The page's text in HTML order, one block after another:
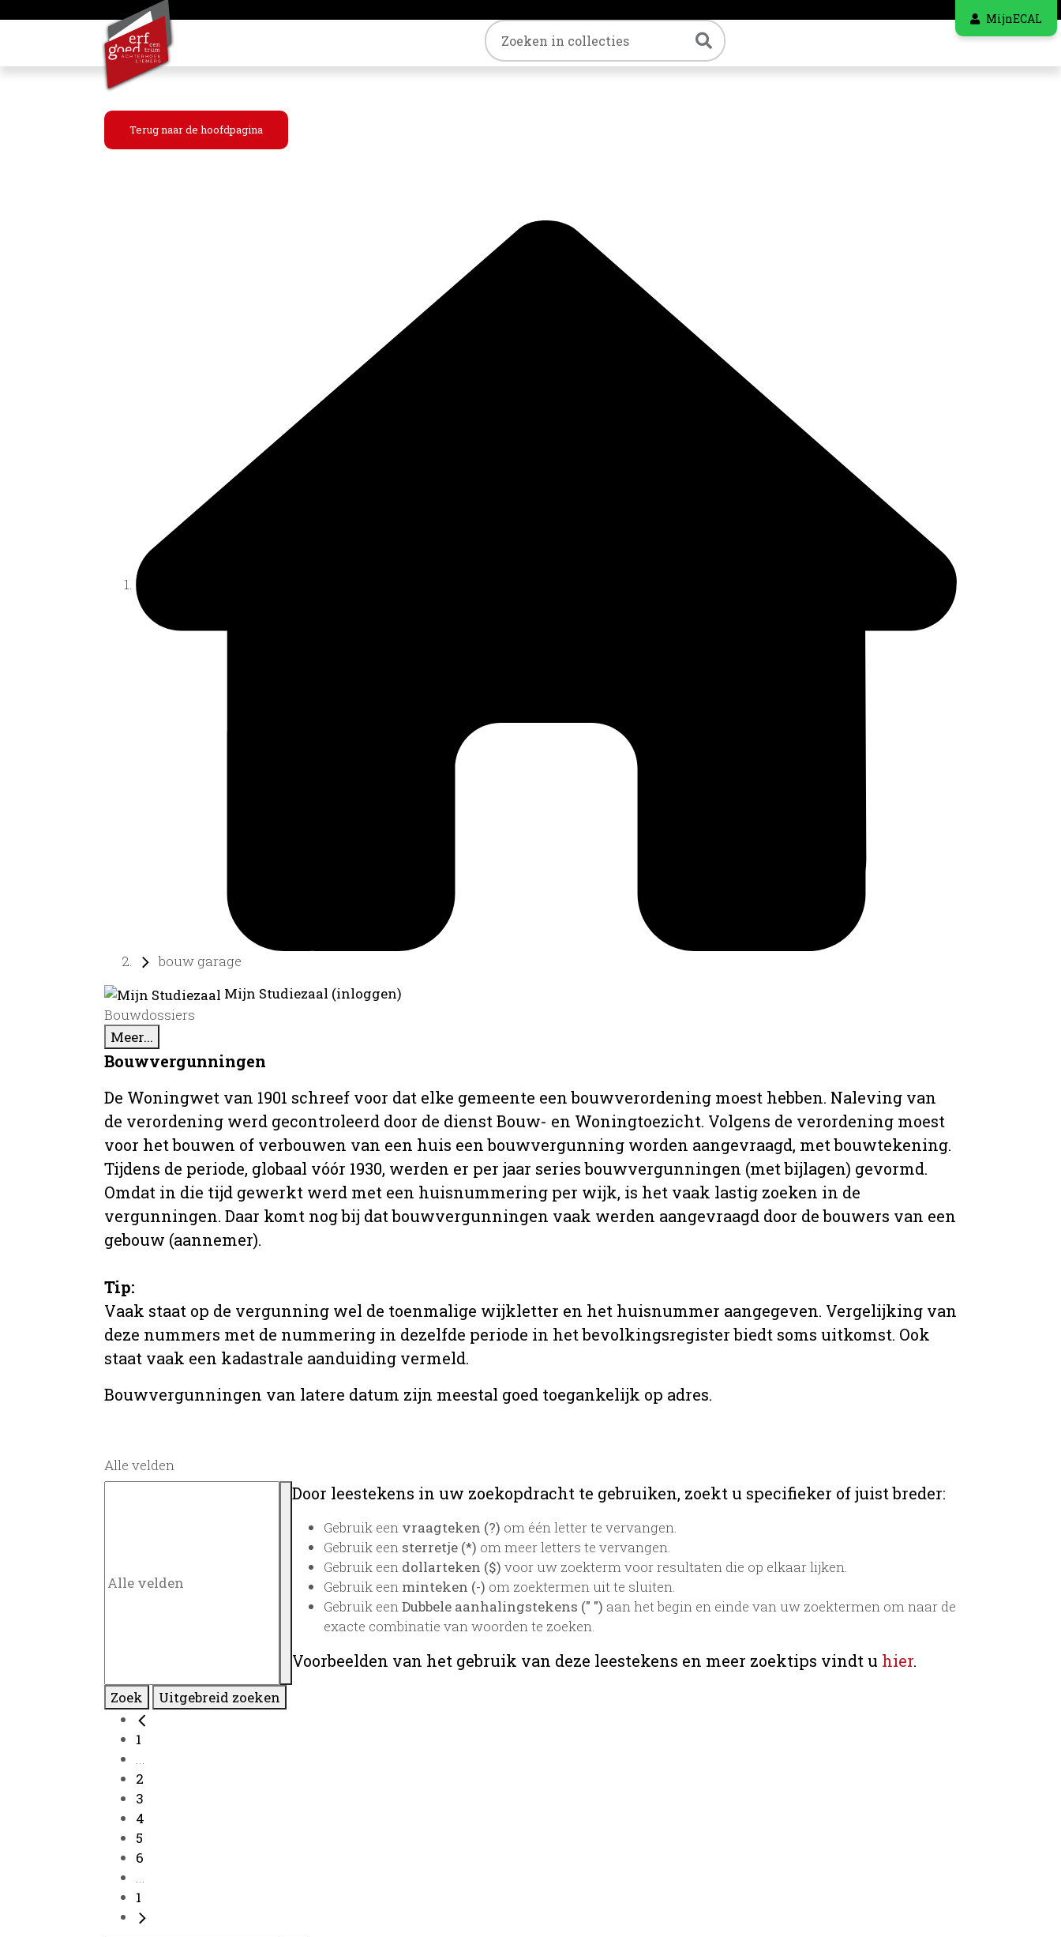
MijnECAL
Trefwoord Zoeken
Terug naar de hoofdpagina
bouw garage
Mijn Studiezaal (inloggen)
Bouwdossiers
Meer...
Bouwvergunningen
De Woningwet van 1901 schreef voor dat elke gemeente een bouwverordening moest hebben. Naleving van
de verordening werd gecontroleerd door de dienst Bouw- en Woningtoezicht. Volgens de verordening moest
voor het bouwen of verbouwen van een huis een bouwvergunning worden aangevraagd, met bouwtekening.
Tijdens de periode, globaal vóór 1930, werden er per jaar series bouwvergunningen (met bijlagen) gevormd.
Omdat in die tijd gewerkt werd met een huisnummering per wijk, is het vaak lastig zoeken in de
vergunningen. Daar komt nog bij dat bouwvergunningen vaak werden aangevraagd door de bouwers van een
gebouw (aannemer).
Tip:
Vaak staat op de vergunning wel de toenmalige wijkletter en het huisnummer aangegeven. Vergelijking van
deze nummers met de nummering in dezelfde periode in het bevolkingsregister biedt soms uitkomst. Ook
staat vaak een kadastrale aanduiding vermeld.
Bouwvergunningen van latere datum zijn meestal goed toegankelijk op adres.
Alle velden
Door leestekens in uw zoekopdracht te gebruiken, zoekt u specifieker of juist breder:
Gebruik een vraagteken (?) om één letter te vervangen.
Gebruik een sterretje (*) om meer letters te vervangen.
Gebruik een dollarteken ($) voor uw zoekterm voor resultaten die op elkaar lijken.
Gebruik een minteken (-) om zoektermen uit te sluiten.
Gebruik eenDubbele aanhalingstekens (" ") aan het begin en einde van uw zoektermen om naar de
exacte combinatie van woorden te zoeken.
Voorbeelden van het gebruik van deze leestekens en meer zoektips vindt u hier.
Zoek Uitgebreid zoeken
1
...
2
3
4
5
6
...
1